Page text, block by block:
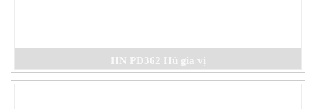
HN PD362 Hủ gia vị